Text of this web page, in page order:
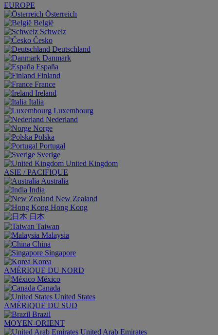
EUROPE
Österreich
België
Schweiz
Česko
Deutschland
Danmark
España
Finland
France
Ireland
Italia
Luxembourg
Nederland
Norge
Polska
Portugal
Sverige
United Kingdom
ASIE / PACIFIQUE
Australia
India
New Zealand
Hong Kong
日本
Taiwan
Malaysia
China
Singapore
Korea
AMÉRIQUE DU NORD
México
Canada
United States
AMÉRIQUE DU SUD
Brazil
MOYEN-ORIENT
United Arab Emirates